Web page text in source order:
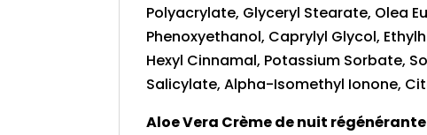
Polyacrylate, Glyceryl Stearate, Olea
Phenoxyethanol, Caprylyl Glycol,
Hexyl Cinnamal, Potassium Sorbate,
Salicylate, Alpha-Isomethyl Ionone,
Aloe Vera Crème de nuit régénérante